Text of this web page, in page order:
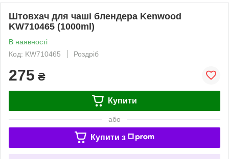
Штовхач для чаші блендера Kenwood
KW710465 (1000ml)
В наявності
Код: KW710465
Роздріб
275 ₴
Купити
або
Купити з